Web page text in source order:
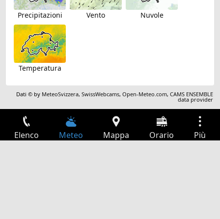
Precipitazioni Vento Nuvole
Temperatura
Dati © by MeteoSvizzera,SwissWebcams,Open-Meteo.com,CAMS ENSEMBLE
data provider
Elenco Meteo Mappa Orario Più